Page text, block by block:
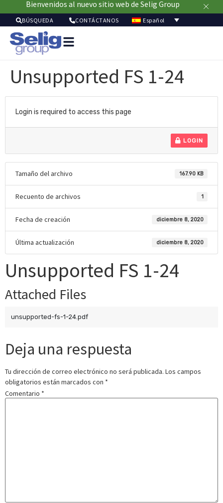
Bienvenidos al nuevo sitio web de Selig Group
BÚSQUEDA CONTÁCTANOS Español
de
Unsupported FS 1-24
Login is required to access this page
LOGIN
Tamaño del archivo 167.90 KB
Recuento de archivos 1
Fecha de creación diciembre 8, 2020
Última actualización diciembre 8, 2020
Unsupported FS 1-24
Attached Files
unsupported-fs-1-24.pdf
Deja una respuesta
Tu dirección de correo electrónico no será publicada. Los campos
obligatorios están marcados con *
Comentario *